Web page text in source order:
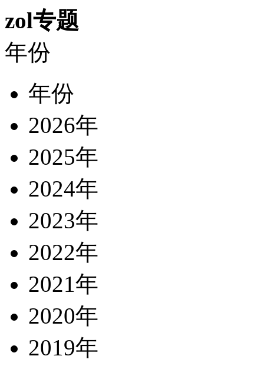
zol专题
年份
年份
2026年
2025年
2024年
2023年
2022年
2021年
2020年
2019年